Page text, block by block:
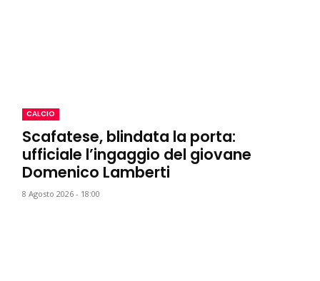
CALCIO
Scafatese, blindata la porta:
ufficiale l’ingaggio del giovane
Domenico Lamberti
8 Agosto 2026 - 18:00